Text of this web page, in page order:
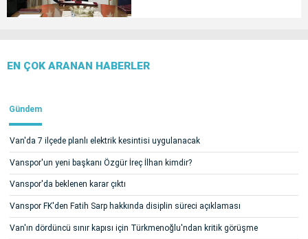
EN ÇOK ARANAN HABERLER
Gündem
Van'da 7 ilçede planlı elektrik kesintisi uygulanacak
Vanspor'un yeni başkanı Özgür İreç İlhan kimdir?
Vanspor'da beklenen karar çıktı
Vanspor FK'den Fatih Sarp hakkında disiplin süreci açıklaması
Van'ın dördüncü sınır kapısı için Türkmenoğlu'ndan kritik görüşme